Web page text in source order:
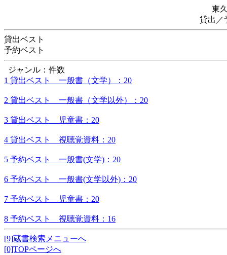
東
貸出／
貸出ベスト
予約ベスト
ジャンル：件数
1 貸出ベスト 一般書（文学）：20
2 貸出ベスト 一般書（文学以外）：20
3 貸出ベスト 児童書：20
4 貸出ベスト 視聴覚資料：20
5 予約ベスト 一般書(文学)：20
6 予約ベスト 一般書(文学以外)：20
7 予約ベスト 児童書：20
8 予約ベスト 視聴覚資料：16
[9]蔵書検索メニューへ
[0]TOPページへ